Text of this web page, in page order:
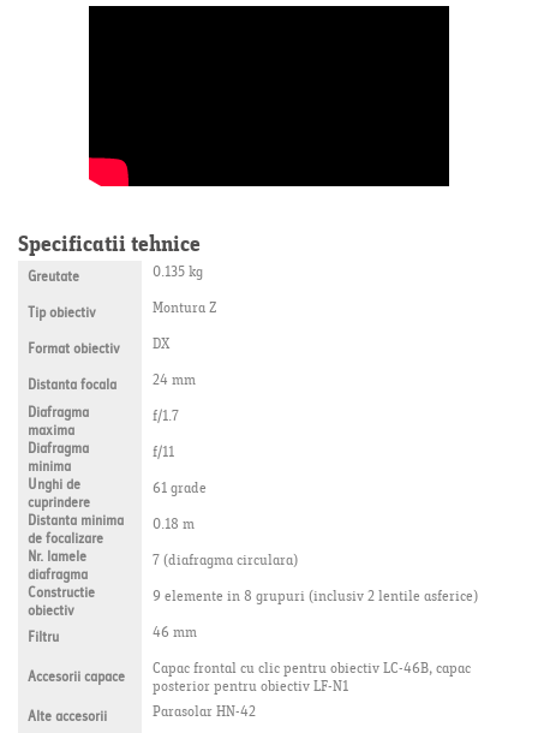
Specificatii tehnice
Greutate 0.135 kg
Tip obiectiv Montura Z
Format obiectiv DX
Distanta focala 24 mm
Diafragma
maxima f/1.7
Diafragma
minima f/11
Unghi de
cuprindere 61 grade
Distanta minima
de focalizare 0.18 m
Nr. lamele
diafragma 7 (diafragma circulara)
Constructie
obiectiv 9 elemente in 8 grupuri (inclusiv 2 lentile asferice)
Filtru 46 mm
Accesorii capace Capac frontal cu clic pentru obiectiv LC-46B, capac
posterior pentru obiectiv LF-N1
Alte accesorii Parasolar HN-42